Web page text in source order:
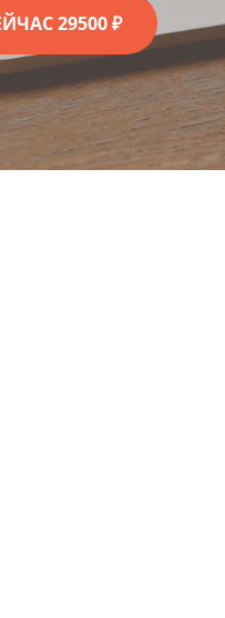
29500 ₽